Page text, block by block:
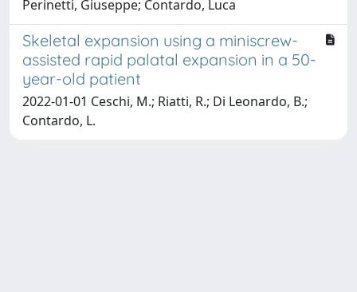
Perinetti, Giuseppe; Contardo, Luca
Skeletal expansion using a miniscrew-
assisted rapid palatal expansion in a 50-
year-old patient
2022-01-01 Ceschi, M.; Riatti, R.; Di Leonardo, B.;
Contardo, L.